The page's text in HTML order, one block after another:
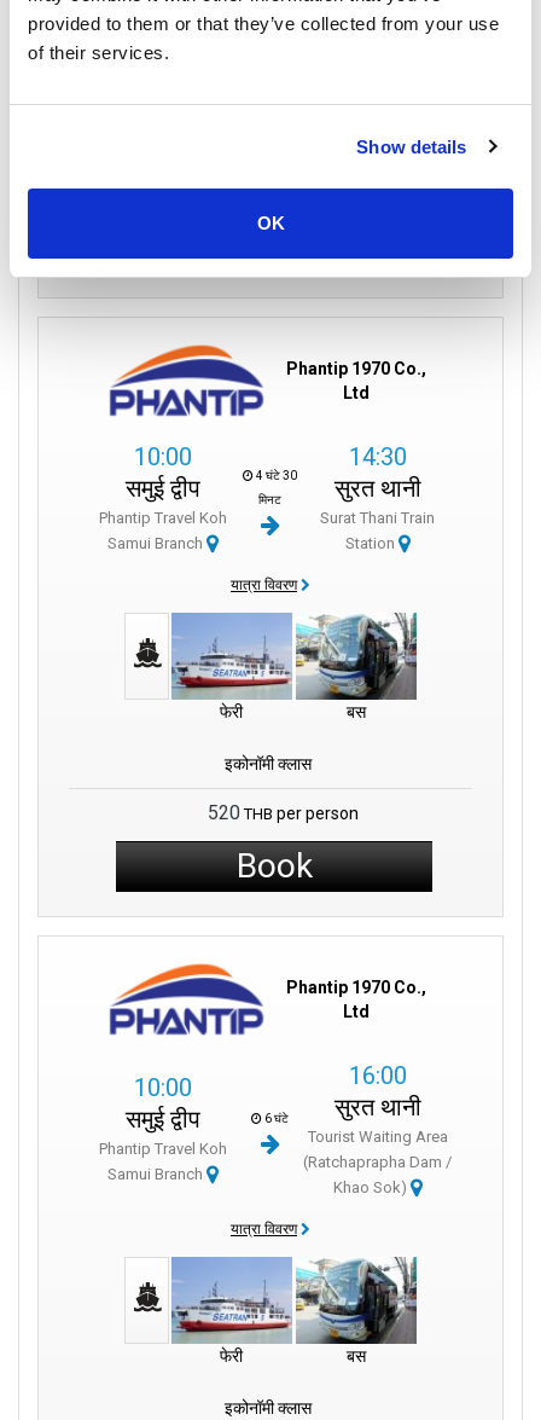
provided to them or that they’ve collected from your use
of their services.
Show details
OK
550 THBper person
Phantip 1970 Co.,
Ltd
10:00
समुई द्वीप
Phantip Travel Koh
Samui Branch
4 घंटे 30
मिनट
14:30
सुरत थानी
Surat Thani Train
Station
यात्रा विवरण
फेरी बस
इकोनॉमी क्लास
520 THB per person
Book
Phantip 1970 Co.,
Ltd
10:00
समुई द्वीप
Phantip Travel Koh
Samui Branch
6 घंटे
16:00
सुरत थानी
Tourist Waiting Area
(Ratchaprapha Dam /
Khao Sok)
यात्रा विवरण
फेरी बस
इकोनॉमी क्लास